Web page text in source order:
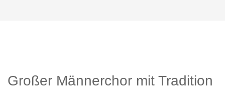
Großer Männerchor mit Tradition